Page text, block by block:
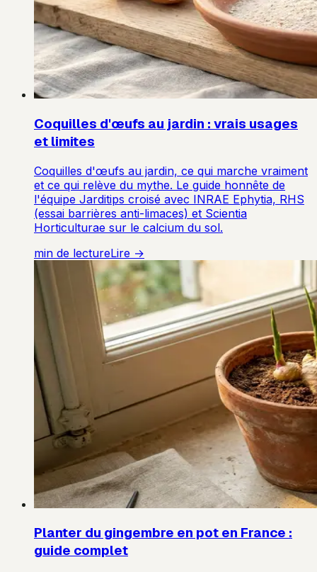
Coquilles d'œufs au jardin : vrais usages
et limites
Coquilles d'œufs au jardin, ce qui marche vraiment
et ce qui relève du mythe. Le guide honnête de
l'équipe Jarditips croisé avec INRAE Ephytia, RHS
(essai barrières anti-limaces) et Scientia
Horticulturae sur le calcium du sol.
min de lectureLire →
Planter du gingembre en pot en France :
guide complet